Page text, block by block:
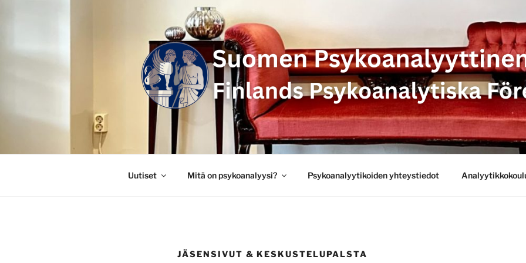
SUOMEN
FINLANDS PSYKOANALYTISKA
Uutiset Mitä on psykoanalyysi? Psykoanalyytikoiden yhteystiedot
JÄSENSIVUT & KESKUSTELUPALSTA